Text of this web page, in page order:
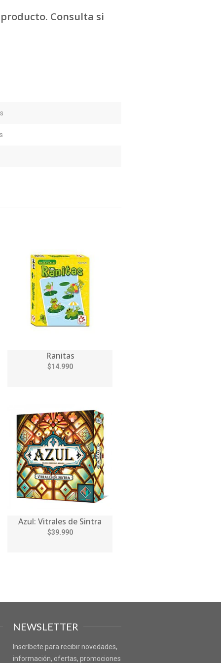
Consulta si
Ranitas
$14.990
Azul: Vitrales de Sintra
$39.990
NEWSLETTER
Inscríbete para recibir novedades,
información, ofertas, promociones